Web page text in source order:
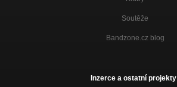
Soutěže
Bandzone.cz blog
Inzerce a ostatní projekty